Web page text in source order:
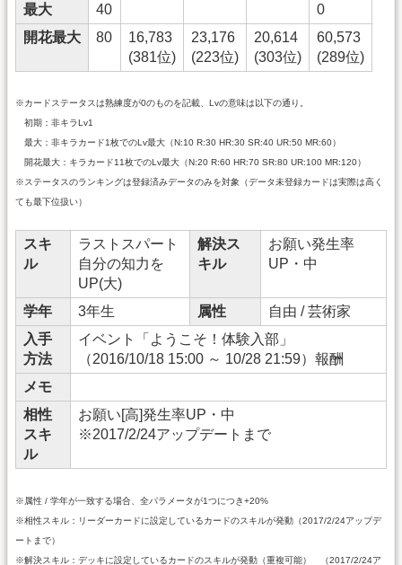
最大
40
0
開花最大
80
16,783
(381位)
23,176
(223位)
20,614
(303位)
60,573
(289位)
※カードステータスは熟練度が0のものを記載、Lvの意味は以下の通り。
初期：非キラLv1
最大：非キラカード1枚でのLv最大（N:10 R:30 HR:30 SR:40 UR:50 MR:60）
開花最大：キラカード11枚でのLv最大（N:20 R:60 HR:70 SR:80 UR:100 MR:120）
※ステータスのランキングは登録済みデータのみを対象（データ未登録カードは実際は高く
ても最下位扱い）
スキ
ル
ラストスパート
自分の知力を
UP(大)
解決ス
キル
お願い発生率
UP・中
学年 3年生 属性
自由 / 芸術家
入手
方法
イベント「ようこそ！体験入部」
（2016/10/18 15:00 ～ 10/28 21:59）報酬
メモ
相性
スキ
ル
お願い[高]発生率UP・中
※2017/2/24アップデートまで
※属性 / 学年が一致する場合、全パラメータが1つにつき+20%
※相性スキル：リーダーカードに設定しているカードのスキルが発動（2017/2/24アップデ
ートまで）
※解決スキル：デッキに設定しているカードのスキルが発動（重複可能） （2017/2/24ア